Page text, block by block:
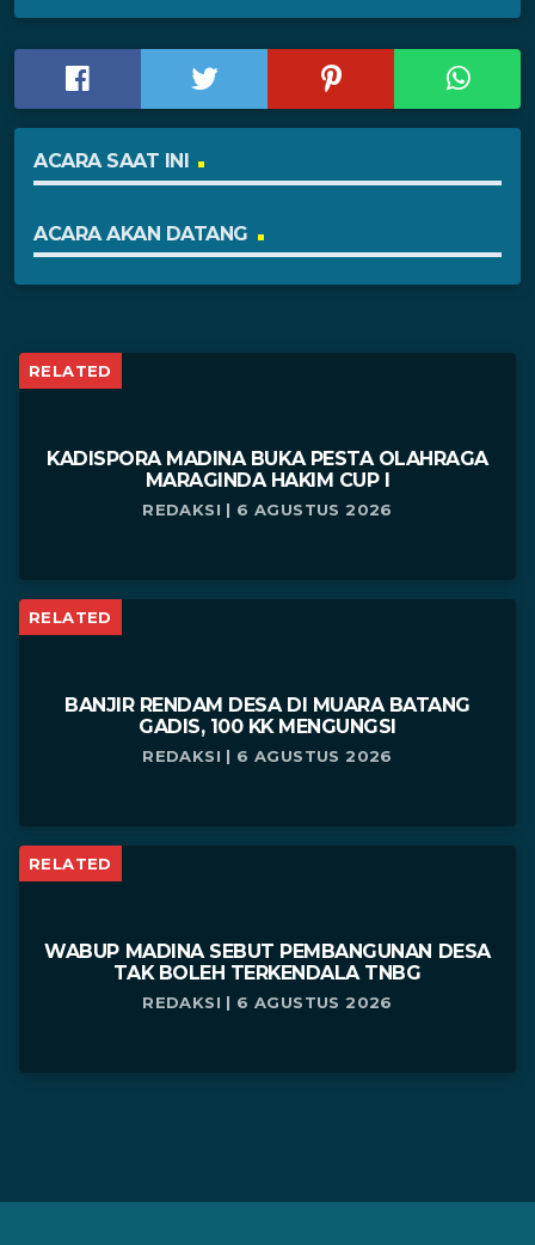
ACARA SAAT INI
ACARA AKAN DATANG
RELATED
KADISPORA MADINA BUKA PESTA OLAHRAGA
MARAGINDA HAKIM CUP I
REDAKSI | 6 AGUSTUS 2026
RELATED
BANJIR RENDAM DESA DI MUARA BATANG
GADIS, 100 KK MENGUNGSI
REDAKSI | 6 AGUSTUS 2026
RELATED
WABUP MADINA SEBUT PEMBANGUNAN DESA
TAK BOLEH TERKENDALA TNBG
REDAKSI | 6 AGUSTUS 2026